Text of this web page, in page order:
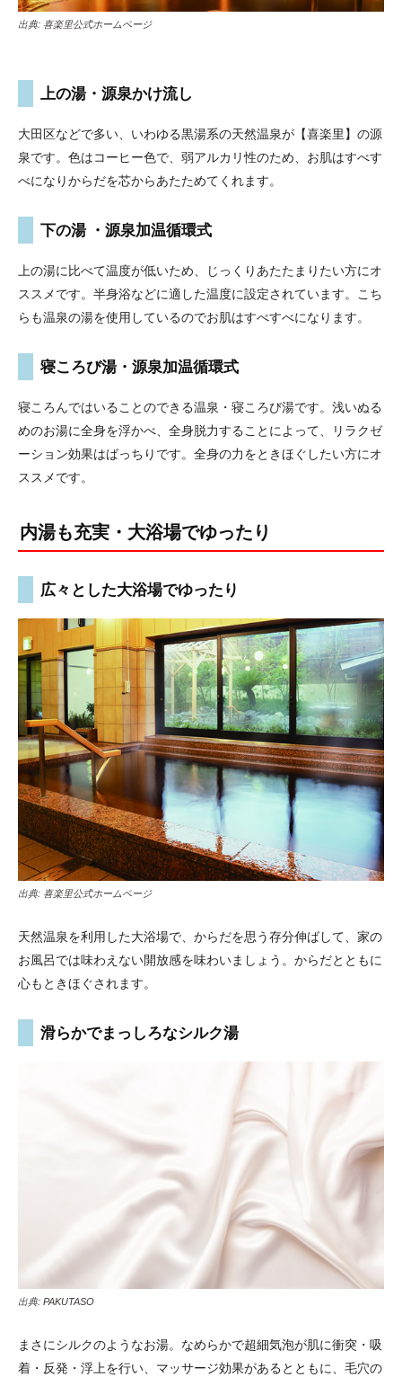
出典: 喜楽里公式ホームページ
上の湯・源泉かけ流し
大田区などで多い、いわゆる黒湯系の天然温泉が【喜楽里】の源
泉です。色はコーヒー色で、弱アルカリ性のため、お肌はすべす
べになりからだを芯からあたためてくれます。
下の湯 ・源泉加温循環式
上の湯に比べて温度が低いため、じっくりあたたまりたい方にオ
ススメです。半身浴などに適した温度に設定されています。こち
らも温泉の湯を使用しているのでお肌はすべすべになります。
寝ころび湯・源泉加温循環式
寝ころんではいることのできる温泉・寝ころび湯です。浅いぬる
めのお湯に全身を浮かべ、全身脱力することによって、リラクゼ
ーション効果はばっちりです。全身の力をときほぐしたい方にオ
ススメです。
内湯も充実・大浴場でゆったり
広々とした大浴場でゆったり
出典: 喜楽里公式ホームページ
天然温泉を利用した大浴場で、からだを思う存分伸ばして、家の
お風呂では味わえない開放感を味わいましょう。からだとともに
心もときほぐされます。
滑らかでまっしろなシルク湯
出典: PAKUTASO
まさにシルクのようなお湯。なめらかで超細気泡が肌に衝突・吸
着・反発・浮上を行い、マッサージ効果があるとともに、毛穴の